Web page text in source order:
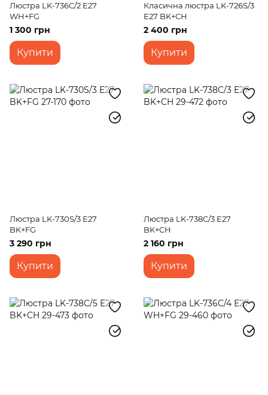
Люстра LK-736C/2 E27
WH+FG
1 300 грн
Купити
Класична люстра LK-726S/3
E27 BK+CH
2 400 грн
Купити
Люстра LK-730S/3 E27
BK+FG
3 290 грн
Купити
Люстра LK-738C/3 E27
BK+CH
2 160 грн
Купити